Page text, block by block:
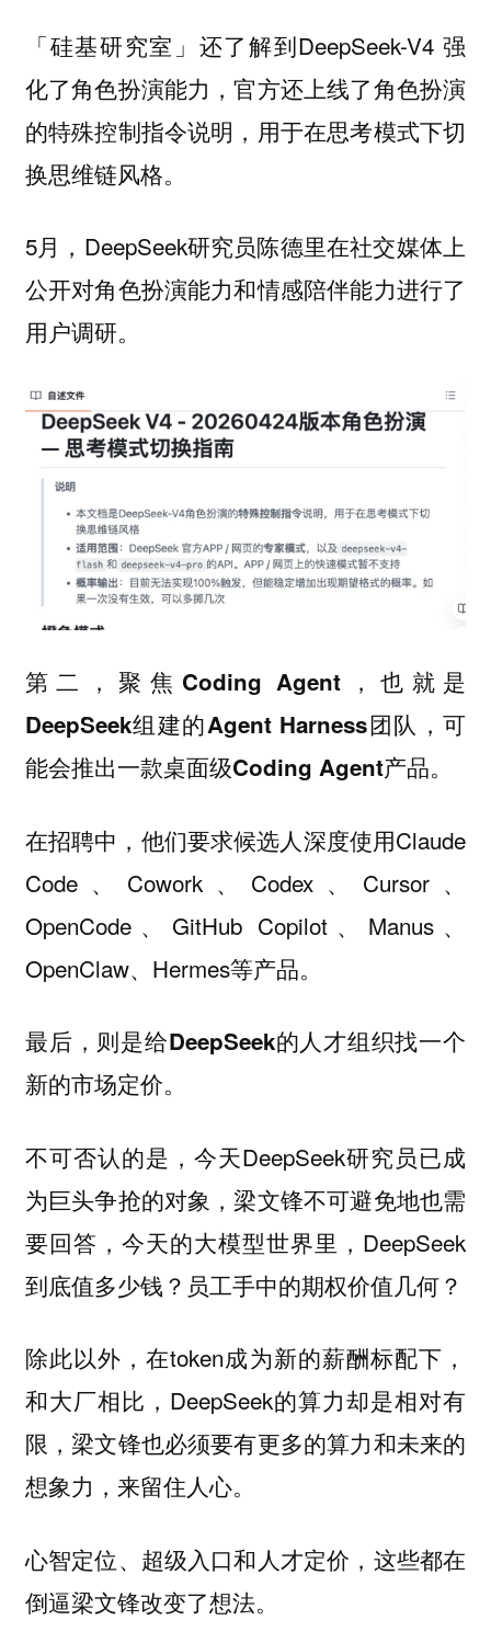
「硅基研究室」还了解到DeepSeek-V4 强
化了角色扮演能力，官方还上线了角色扮演
的特殊控制指令说明，用于在思考模式下切
换思维链风格。
5月，DeepSeek研究员陈德里在社交媒体上
公开对角色扮演能力和情感陪伴能力进行了
用户调研。
第二，聚焦Coding Agent，也就是
DeepSeek组建的Agent Harness团队，可
能会推出一款桌面级Coding Agent产品。
在招聘中，他们要求候选人深度使用Claude
Code、Cowork、Codex、Cursor、
OpenCode、GitHub Copilot、Manus、
OpenClaw、Hermes等产品。
最后，则是给DeepSeek的人才组织找一个
新的市场定价。
不可否认的是，今天DeepSeek研究员已成
为巨头争抢的对象，梁文锋不可避免地也需
要回答，今天的大模型世界里，DeepSeek
到底值多少钱？员工手中的期权价值几何？
除此以外，在token成为新的薪酬标配下，
和大厂相比，DeepSeek的算力却是相对有
限，梁文锋也必须要有更多的算力和未来的
想象力，来留住人心。
心智定位、超级入口和人才定价，这些都在
倒逼梁文锋改变了想法。